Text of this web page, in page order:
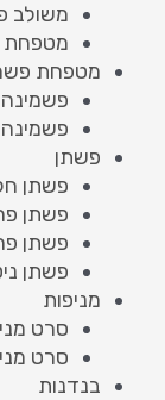
משולב
מטפחת
מטפחת
פשתן
פשתן
פשתן
פשתן
פשתן
מניפות
סרט
סרט
בנדנות